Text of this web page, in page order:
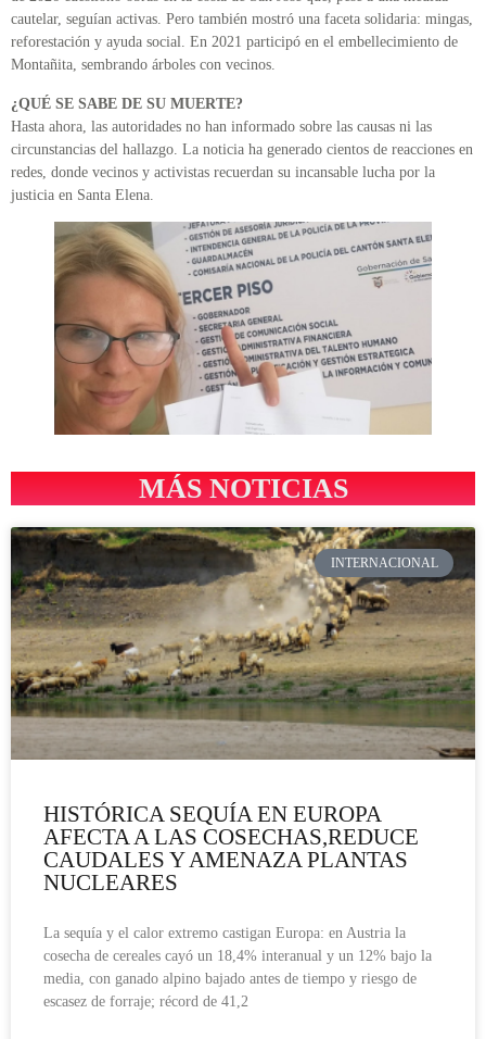
cautelar, seguían activas. Pero también mostró una faceta solidaria: mingas,
reforestación y ayuda social. En 2021 participó en el embellecimiento de
Montañita, sembrando árboles con vecinos.
¿QUÉ SE SABE DE SU MUERTE?
Hasta ahora, las autoridades no han informado sobre las causas ni las
circunstancias del hallazgo. La noticia ha generado cientos de reacciones en
redes, donde vecinos y activistas recuerdan su incansable lucha por la
justicia en Santa Elena.
MÁS NOTICIAS
INTERNACIONAL
HISTÓRICA SEQUÍA EN EUROPA
AFECTA A LAS COSECHAS,REDUCE
CAUDALES Y AMENAZA PLANTAS
NUCLEARES
La sequía y el calor extremo castigan Europa: en Austria la
cosecha de cereales cayó un 18,4% interanual y un 12% bajo la
media, con ganado alpino bajado antes de tiempo y riesgo de
escasez de forraje; récord de 41,2